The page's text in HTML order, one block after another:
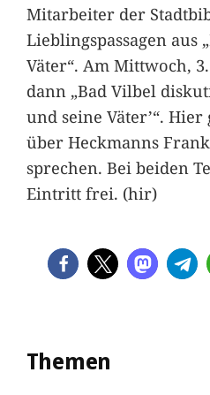
Mitarbeiter der
Lieblingspassagen aus
Väter“. Am Mittwoch,
dann „Bad Vilbel
und seine Väter’“.
über Heckmanns
sprechen. Bei beiden
Eintritt frei. (hir)
Themen